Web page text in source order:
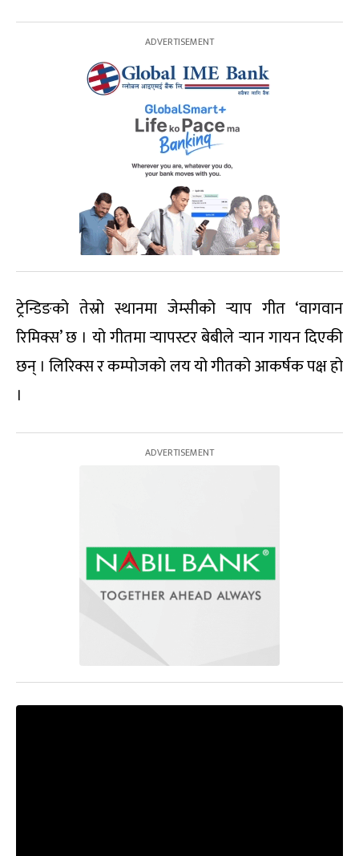
ट्रेन्डिङको तेस्रो स्थानमा जेम्सीको र्‍याप गीत ‘वागवान
रिमिक्स’ छ । यो गीतमा र्‍यापस्टर बेबीले र्‍यान गायन दिएकी
छन् । लिरिक्स र कम्पोजको लय यो गीतको आकर्षक पक्ष हो
।